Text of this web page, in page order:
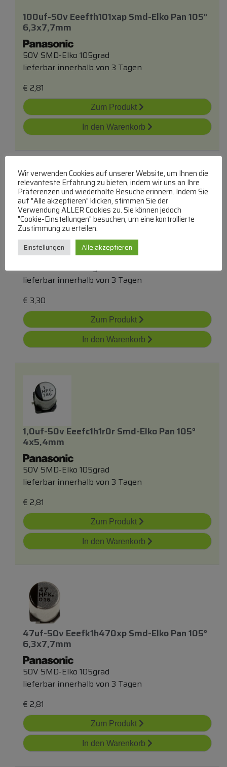
100uf-50v Eeefth101xap Smd-Elko Pan 105°
6,3x7,7mm
50V SMD-Elko 105grad
lieferbar innerhalb von 3 Tagen
€ 2,81
Zum Produkt
In den Warenkorb
0,47uf-50v 865230640004 Smd-Elko We
105° 4x5,5mm
50V SMD-Elko 105grad
lieferbar innerhalb von 3 Tagen
€ 3,30
Zum Produkt
In den Warenkorb
1,0uf-50v Eeefc1h1r0r Smd-Elko Pan 105°
4x5,4mm
50V SMD-Elko 105grad
lieferbar innerhalb von 3 Tagen
€ 2,81
Zum Produkt
In den Warenkorb
47uf-50v Eeefk1h470xp Smd-Elko Pan 105°
6,3x7,7mm
50V SMD-Elko 105grad
lieferbar innerhalb von 3 Tagen
€ 2,81
Zum Produkt
In den Warenkorb
Wir verwenden Cookies auf unserer Website, um Ihnen die
relevanteste Erfahrung zu bieten, indem wir uns an Ihre
Präferenzen und wiederholte Besuche erinnern. Indem Sie
auf "Alle akzeptieren" klicken, stimmen Sie der
Verwendung ALLER Cookies zu. Sie können jedoch
"Cookie-Einstellungen" besuchen, um eine kontrollierte
Zustimmung zu erteilen.
Einstellungen Alle akzeptieren